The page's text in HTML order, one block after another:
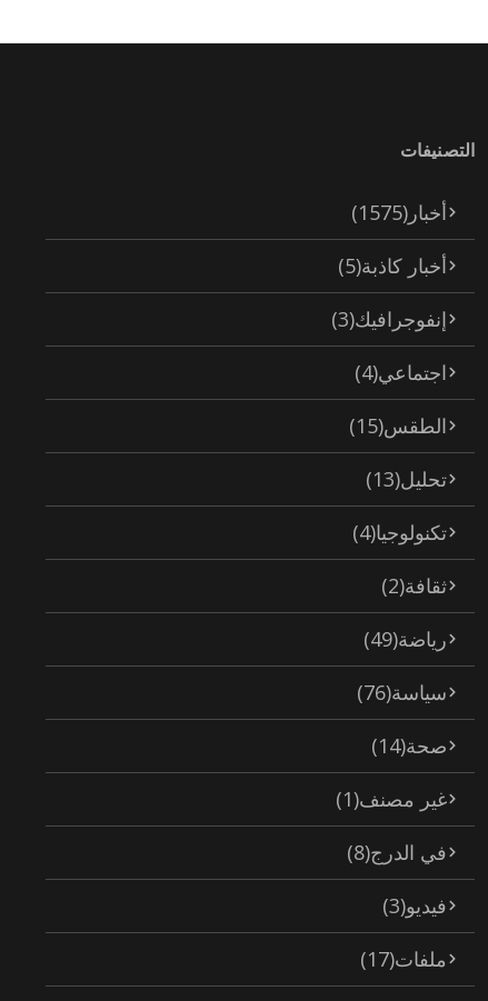
التصنيفات
أخبار (1575)
أخبار كاذبة(5)
إنفوجرافيك(3)
اجتماعي(4)
الطقس(15)
تحليل(13)
تكنولوجيا(4)
ثقافة(2)
رياضة(49)
سياسة(76)
صحة(14)
غير مصنف(1)
في الدرج(8)
فيديو(3)
ملفات(17)